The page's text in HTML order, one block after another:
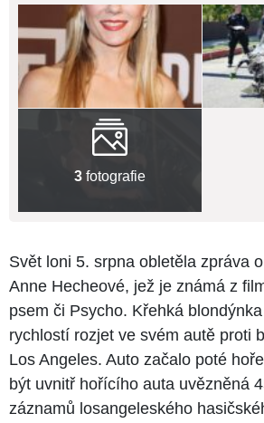
3 fotografie
Svět loni 5. srpna obletěla zpráva
Anne Hecheové, jež je známá z
psem či Psycho. Křehká
rychlostí rozjet ve svém autě proti
Los Angeles. Auto začalo poté
být uvnitř hořícího auta uvězněná
záznamů losangeleského